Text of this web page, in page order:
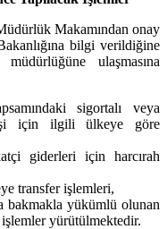
Makamından onay
bilgi verildiğine
ulaşmasına
sigortalı veya
için ilgili ülkeye göre
giderleri için harcırah
transfer işlemleri,
bakmakla yükümlü olunan
yürütülmektedir.